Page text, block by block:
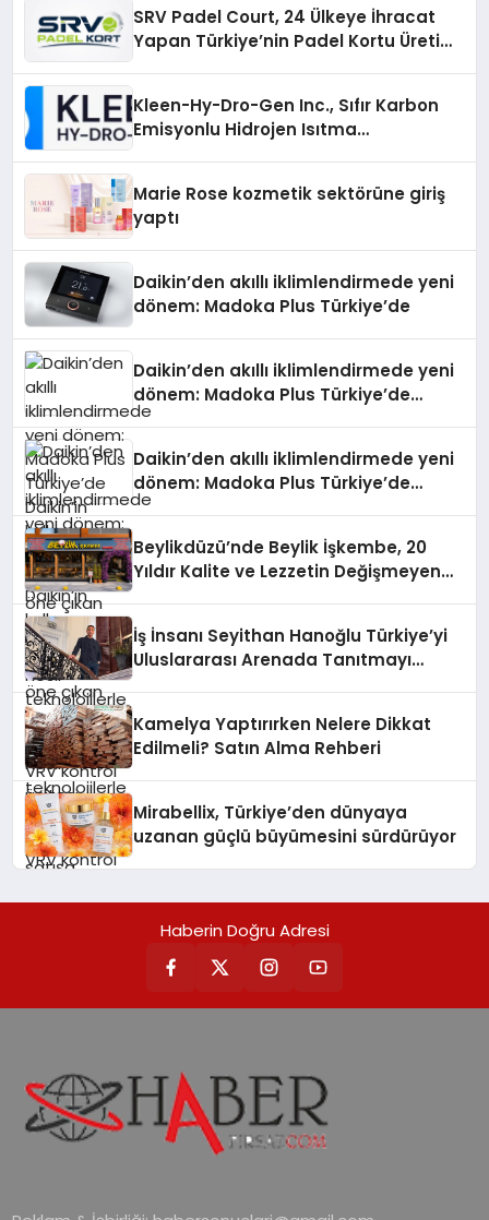
SRV Padel Court, 24 Ülkeye İhracat
Yapan Türkiye’nin Padel Kortu Üretim
Kleen-Hy-Dro-Gen Inc., Sıfır Karbon
Emisyonlu Hidrojen Isıtma
Marie Rose kozmetik sektörüne giriş
yaptı
Daikin’den akıllı iklimlendirmede yeni
dönem: Madoka Plus Türkiye’de
Daikin’den akıllı iklimlendirmede yeni
dönem: Madoka Plus Türkiye’de
Daikin’in kullanıcı dostu tasarımıyla
teknolojilerle donatılmış son modeli
VRV kontrol ünitesi Madoka Plus
Türkiye’de satışa sunuldu. Tam
dokunmatik ekranı, mobil uygulama
desteği ve akıllı sensör entegrasyonu
sayesinde iklimlendirme sistemlerinin
yönetimini daha kolay, konforlu ve
verimli hale getiriyor. Enerji
verimliliğini artırırken modern yaşam
Daikin’den akıllı iklimlendirmede yeni
dönem: Madoka Plus Türkiye’de
Daikin’in kullanıcı dostu tasarımıyla
teknolojilerle donatılmış son modeli
VRV kontrol ünitesi Madoka Plus
Türkiye’de satışa sunuldu. Tam
dokunmatik ekranı, mobil uygulama
desteği ve akıllı sensör entegrasyonu
sayesinde iklimlendirme sistemlerinin
yönetimini daha kolay, konforlu ve
verimli hale getiriyor. Enerji
verimliliğini artırırken modern yaşam
Beylikdüzü’nde Beylik İşkembe, 20
Yıldır Kalite ve Lezzetin Değişmeyen
İş İnsanı Seyithan Hanoğlu Türkiye’yi
Uluslararası Arenada Tanıtmayı
Kamelya Yaptırırken Nelere Dikkat
Edilmeli? Satın Alma Rehberi
Mirabellix, Türkiye’den dünyaya
uzanan güçlü büyümesini sürdürüyor
Haberin Doğru Adresi